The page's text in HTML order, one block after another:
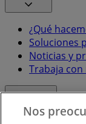
¿Qué
Soluciones
Noticias y
Trabaja
Nos